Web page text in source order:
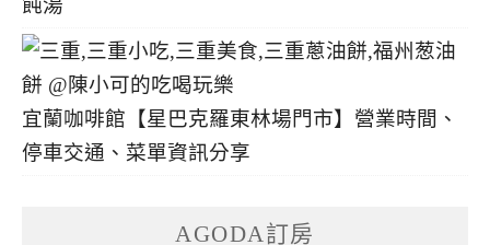
飩湯
宜蘭咖啡館【星巴克羅東林場門市】營業時間、
停車交通、菜單資訊分享
AGODA訂房